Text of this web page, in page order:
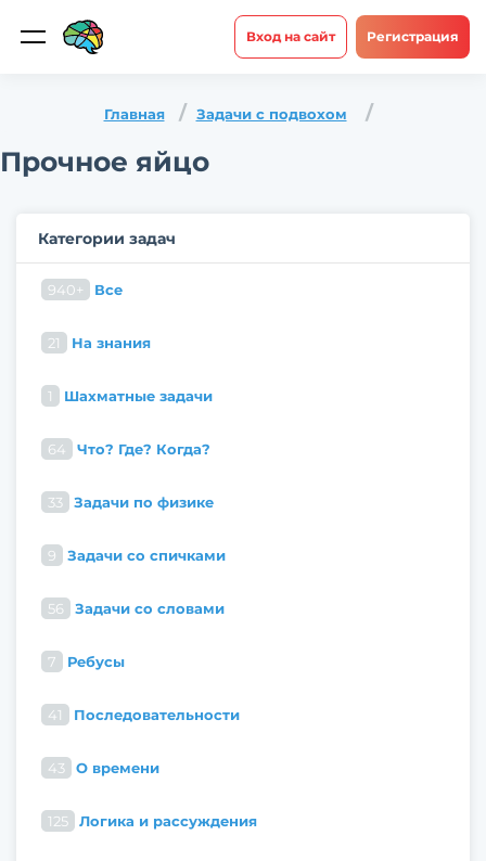
Вход на сайт Регистрация
Главная Задачи с подвохом
Прочное яйцо
Категории задач
940+ Все
21 На знания
1 Шахматные задачи
64 Что? Где? Когда?
33 Задачи по физике
9 Задачи со спичками
56 Задачи со словами
7 Ребусы
41 Последовательности
43 О времени
125 Логика и рассуждения